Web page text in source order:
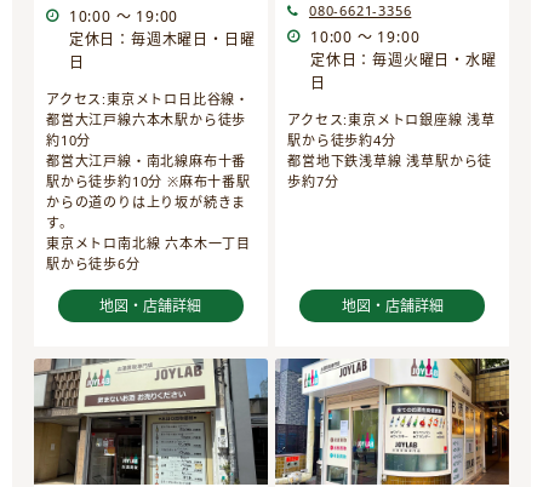
10:00 ～ 19:00
定休日：毎週木曜日・日曜
日
アクセス:東京メトロ日比谷線・
都営大江戸線六本木駅から徒歩
約10分
都営大江戸線・南北線麻布十番
駅から徒歩約10分 ※麻布十番駅
からの道のりは上り坂が続きま
す。
東京メトロ南北線 六本木一丁目
駅から徒歩6分
地図・店舗詳細
080-6621-3356
10:00 ～ 19:00
定休日：毎週火曜日・水曜
日
アクセス:東京メトロ銀座線 浅草
駅から徒歩約4分
都営地下鉄浅草線 浅草駅から徒
歩約7分
地図・店舗詳細